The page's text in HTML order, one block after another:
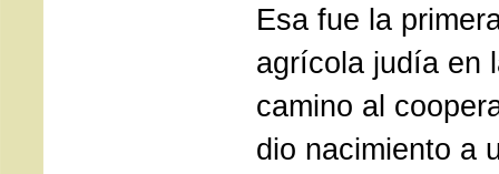
Esa fue la
agrícola judía en
camino al
dio nacimiento a